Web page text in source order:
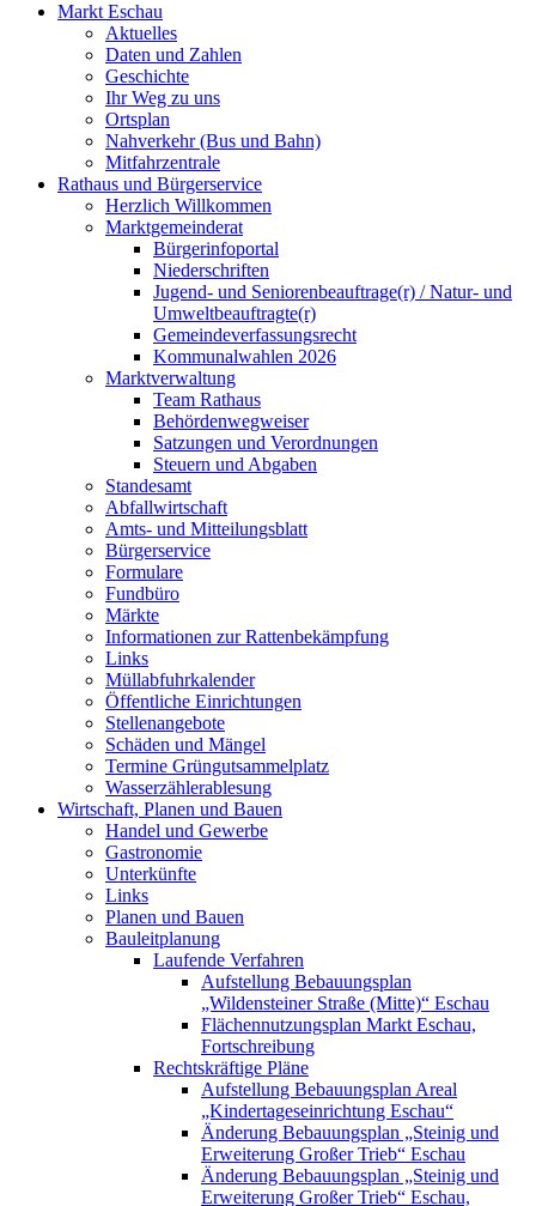
Markt Eschau
Aktuelles
Daten und Zahlen
Geschichte
Ihr Weg zu uns
Ortsplan
Nahverkehr (Bus und Bahn)
Mitfahrzentrale
Rathaus und Bürgerservice
Herzlich Willkommen
Marktgemeinderat
Bürgerinfoportal
Niederschriften
Jugend- und Seniorenbeauftrage(r) / Natur- und
Umweltbeauftragte(r)
Gemeindeverfassungsrecht
Kommunalwahlen 2026
Marktverwaltung
Team Rathaus
Behördenwegweiser
Satzungen und Verordnungen
Steuern und Abgaben
Standesamt
Abfallwirtschaft
Amts- und Mitteilungsblatt
Bürgerservice
Formulare
Fundbüro
Märkte
Informationen zur Rattenbekämpfung
Links
Müllabfuhrkalender
Öffentliche Einrichtungen
Stellenangebote
Schäden und Mängel
Termine Grüngutsammelplatz
Wasserzählerablesung
Wirtschaft, Planen und Bauen
Handel und Gewerbe
Gastronomie
Unterkünfte
Links
Planen und Bauen
Bauleitplanung
Laufende Verfahren
Aufstellung Bebauungsplan
„Wildensteiner Straße (Mitte)“ Eschau
Flächennutzungsplan Markt Eschau,
Fortschreibung
Rechtskräftige Pläne
Aufstellung Bebauungsplan Areal
„Kindertageseinrichtung Eschau“
Änderung Bebauungsplan „Steinig und
Erweiterung Großer Trieb“ Eschau
Änderung Bebauungsplan „Steinig und
Erweiterung Großer Trieb“ Eschau,